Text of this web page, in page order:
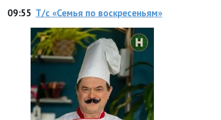
09:55 Т/с «Семья по воскресеньям»